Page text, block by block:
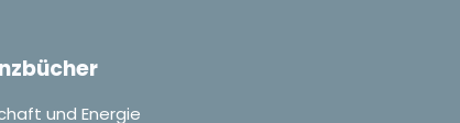
und Energie